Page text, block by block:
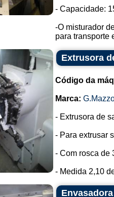
- Capacidade:
-O misturador
para transporte
Extrusora
Código da
Marca:
- Extrusora de
- Para extrusar
- Com rosca de
- Medida 2,10